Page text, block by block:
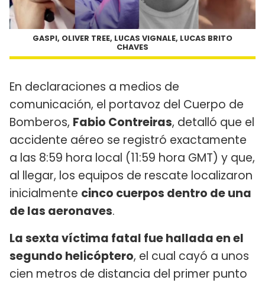
GASPI, OLIVER TREE, LUCAS VIGNALE, LUCAS BRITO
CHAVES
En declaraciones a medios de
comunicación, el portavoz del Cuerpo de
Bomberos, Fabio Contreiras, detalló que el
accidente aéreo se registró exactamente
a las 8:59 hora local (11:59 hora GMT) y que,
al llegar, los equipos de rescate localizaron
inicialmente cinco cuerpos dentro de una
de las aeronaves.
La sexta víctima fatal fue hallada en el
segundo helicóptero, el cual cayó a unos
cien metros de distancia del primer punto